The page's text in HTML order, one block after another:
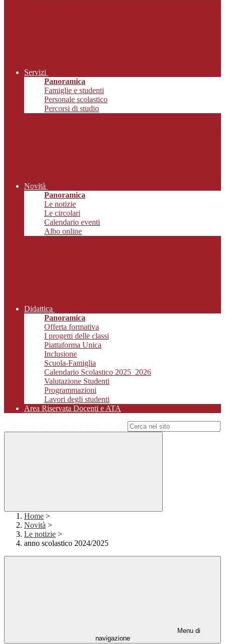
Servizi
Panoramica
Famiglie e studenti
Personale scolastico
Percorsi di studio
Novità
Panoramica
Le notizie
Le circolari
Calendario eventi
Albo online
Didattica
Panoramica
Offerta formativa
I progetti delle classi
Piattaforma Unica
Inclusione
Scuola-Famiglia
Calendario Scolastico 2025_2026
Valutazione Studenti
Programmazioni
Lavori degli studenti
Area Riservata Docenti e ATA
Home >
Novità >
Le notizie >
anno scolastico 2024/2025
Menu di
navigazione